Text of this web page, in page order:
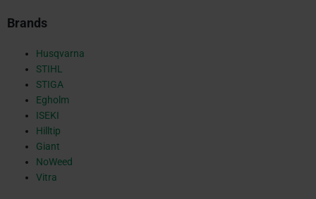
Brands
Husqvarna
STIHL
STIGA
Egholm
ISEKI
Hilltip
Giant
NoWeed
Vitra